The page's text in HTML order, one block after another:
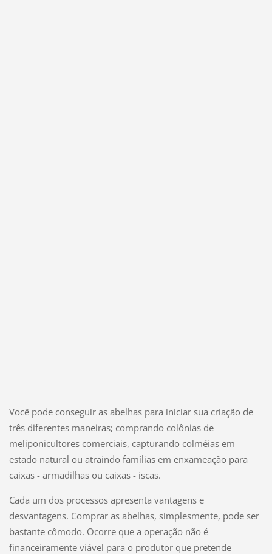
Você pode conseguir as abelhas para iniciar sua criação de
três diferentes maneiras; comprando colônias de
meliponicultores comerciais, capturando colméias em
estado natural ou atraindo famílias em enxameação para
caixas - armadilhas ou caixas - iscas.
Cada um dos processos apresenta vantagens e
desvantagens. Comprar as abelhas, simplesmente, pode ser
bastante cômodo. Ocorre que a operação não é
financeiramente viável para o produtor que pretende